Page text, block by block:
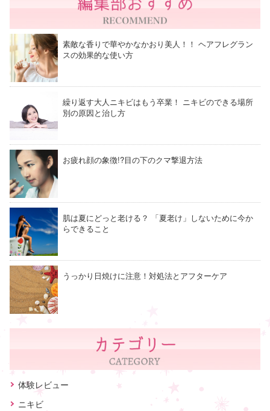
素敵な香りで華やかなかおり美人！！ ヘアフレグラン
スの効果的な使い方
繰り返す大人ニキビはもう卒業！ ニキビのできる場所
別の原因と治し方
お疲れ顔の象徴!?目の下のクマ撃退方法
肌は夏にどっと老ける？ 「夏老け」しないために今か
らできること
うっかり日焼けに注意！対処法とアフターケア
体験レビュー
ニキビ